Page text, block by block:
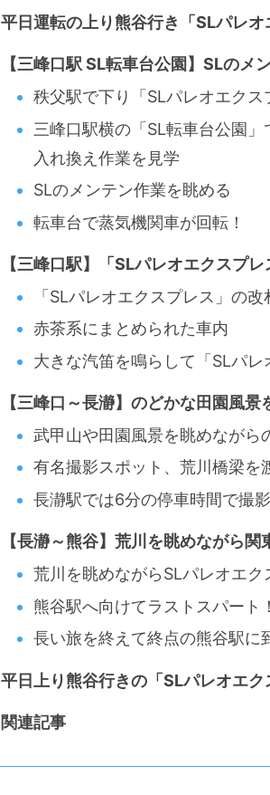
平日運転の上り熊谷行き「SLパレ
【三峰口駅 SL転車台公園】SLの
秩父駅で下り「SLパレオエク
三峰口駅横の「SL転車台公園
入れ換え作業を見学
SLのメンテン作業を眺める
転車台で蒸気機関車が回転！
【三峰口駅】「SLパレオエクスプ
「SLパレオエクスプレス」の
赤茶系にまとめられた車内
大きな汽笛を鳴らして「SLパ
【三峰口～長瀞】のどかな田園風
武甲山や田園風景を眺めながら
有名撮影スポット、荒川橋梁を
長瀞駅では6分の停車時間で撮
【長瀞～熊谷】荒川を眺めながら
荒川を眺めながらSLパレオエ
熊谷駅へ向けてラストスパート
長い旅を終えて終点の熊谷駅に
平日上り熊谷行きの「SLパレオエ
関連記事